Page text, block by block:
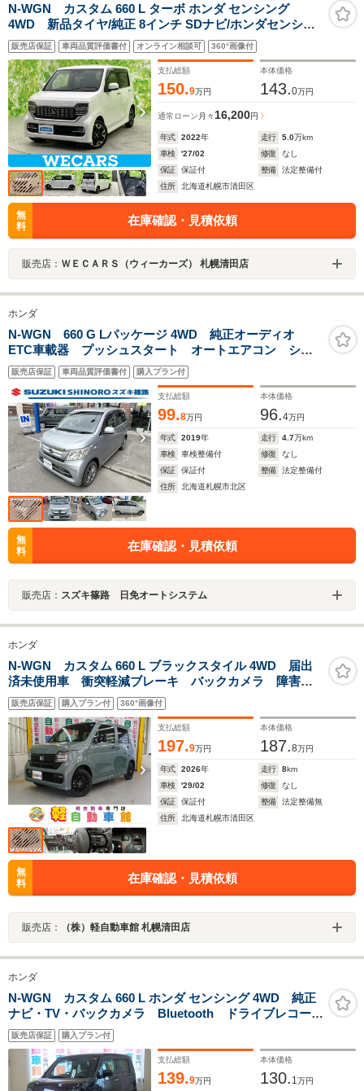
N-WGN カスタム 660 L ターボ ホンダ センシング
4WD 新品タイヤ/純正 8インチ SDナビ/ホンダセンシン
グ/シートヒーター 前席/車線逸脱防止支援システム/シー
ト ハーフレザー/ドライブレコーダー 前後/ヘッドランプ
LED/USBジャック
販売店保証 車両品質評価書付 オンライン相談可 360°画像付
支払総額
150.9万円
本体価格
143.0万円
通常ローン 月々 16,200円
年式 2022年 走行 5.0万km
車検
'27/02 修復
なし
保証
保証付 整備
法定整備付
住所
北海道札幌市清田区
無
料
在庫確認・見積依頼
販売店： ＷＥＣＡＲＳ（ウィーカーズ） 札幌清田店
ホンダ
N-WGN 660 G Lパッケージ 4WD 純正オーディオ
ETC車載器 プッシュスタート オートエアコン シー
トヒーター ステアリングコントロール 電格ミラー
横滑防止
販売店保証 車両品質評価書付 購入プラン付
支払総額
99.8万円
本体価格
96.4万円
年式 2019年 走行 4.7万km
車検
車検整備付 修復
なし
保証
保証付 整備
法定整備付
住所
北海道札幌市北区
無
料
在庫確認・見積依頼
販売店： スズキ篠路 日免オートシステム
ホンダ
N-WGN カスタム 660 L ブラックスタイル 4WD 届出
済未使用車 衝突軽減ブレーキ バックカメラ 障害物
センサー 盗難防止装置 アダプティブクルーズコント
ロール 横滑り防止装置 誤発進抑制装置 ABS LED
ヘッドライト アイドリングSTOP
販売店保証 購入プラン付 360°画像付
支払総額
197.9万円
本体価格
187.8万円
年式 2026年 走行 8km
車検
'29/02 修復
なし
保証
保証付 整備
法定整備無
住所
北海道札幌市清田区
無
料
在庫確認・見積依頼
販売店： （株）軽自動車館 札幌清田店
ホンダ
N-WGN カスタム 660 L ホンダ センシング 4WD 純正
ナビ・TV・バックカメラ Bluetooth ドライブレコーダ
ー ABS 衝突軽減ブレーキ 横滑り防止装置 シート
ヒーター ETC スマートキー 社外アルミホイール
禁煙車
販売店保証 購入プラン付
支払総額
139.9万円
本体価格
130. 1万円